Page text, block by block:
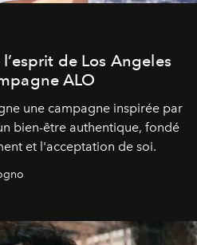
de Los Angeles
ALO
une campagne inspirée par
bien-être authentique, fondé
et l'acceptation de soi.